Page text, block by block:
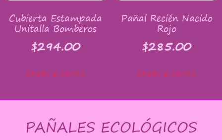
Cubierta Estampada
Unitalla Bomberos
$294.00
Añadir al carrito
Pañal Recién Nacido
Rojo
$285.00
Añadir al carrito
PAÑALES ECOLÓGICOS